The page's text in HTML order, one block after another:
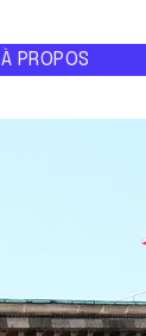
À PROPOS